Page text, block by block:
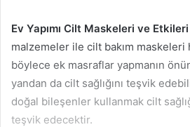
Ev Yapımı Cilt Maskeleri ve
malzemeler ile cilt bakım maskeleri
böylece ek masraflar yapmanın
yandan da cilt sağlığını teşvik
doğal bileşenler kullanmak cilt
teşvik edecektir.